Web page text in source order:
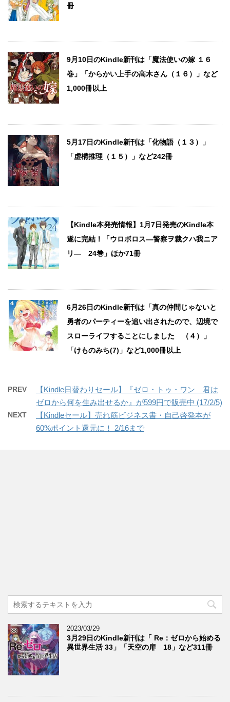
冊
9月10日のKindle新刊は「魔法使いの嫁 １６
巻」「からかい上手の高木さん（１６）」など
1,000冊以上
5月17日のKindle新刊は「化物語（１３）」
「虚構推理（１５）」など242冊
【Kindle本発売情報】1月7日発売のKindle本
遂に完結！「ウロボロス―警察ヲ裁クハ我ニア
リ― 24巻」ほか71冊
6月26日のKindle新刊は「真の仲間じゃないと
勇者のパーティーを追い出されたので、辺境で
スローライフすることにしました （４）」
「けものみち(7)」など1,000冊以上
PREV
【Kindle日替わりセール】『ゼロ・トゥ・ワン 君は
ゼロから何を生み出せるか』が599円で販売中 (17/2/5)
NEXT
【Kindleセール】売れ筋ビジネス書・自己啓発本が
60%ポイント還元に！ 2/16まで
2023/03/29
3月29日のKindle新刊は「 Re：ゼロから始める
異世界生活 33」「天空の扉 18」など311冊